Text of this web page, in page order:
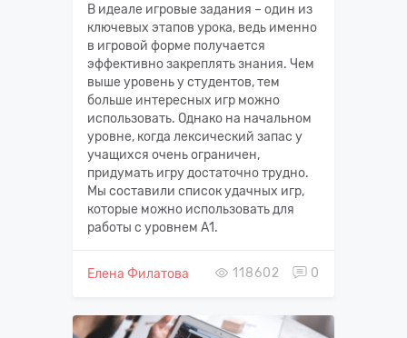
В идеале игровые задания – один из
ключевых этапов урока, ведь именно
в игровой форме получается
эффективно закреплять знания. Чем
выше уровень у студентов, тем
больше интересных игр можно
использовать. Однако на начальном
уровне, когда лексический запас у
учащихся очень ограничен,
придумать игру достаточно трудно.
Мы составили список удачных игр,
которые можно использовать для
работы с уровнем А1.
Елена Филатова 118602 0